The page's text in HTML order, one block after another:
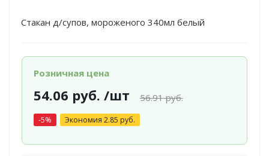
Стакан д/супов, мороженого 340мл белый
Розничная цена
54.06 руб. /шт 56.91руб.
-5% Экономия 2.85 руб.